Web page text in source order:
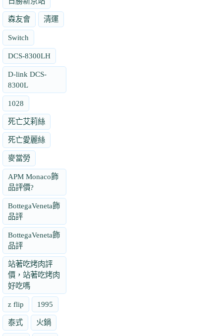
森友會 清運
Switch
DCS-8300LH
D-link DCS-
8300L
1028
死亡艾莉絲
死亡愛麗絲
麥當勞
APM Monaco飾
品評價?
BottegaVeneta飾
品評
BottegaVeneta飾
品評
站著吃烤肉評
價，站著吃烤肉
好吃嗎
z flip 1995
泰式 火鍋